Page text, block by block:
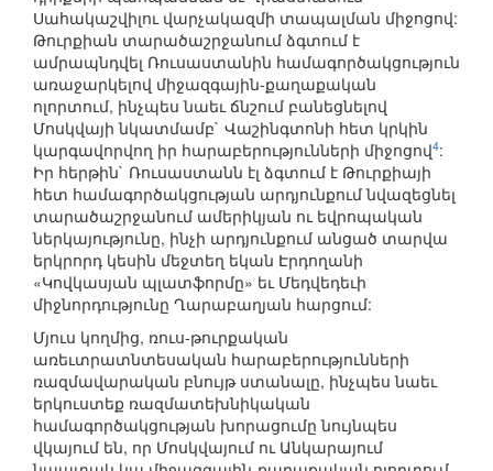
Սահակաշվիլու վարչակազմի տապալման միջոցով:
Թուրքիան տարածաշրջանում ձգտում է
ամրապնդվել Ռուսաստանին համագործակցություն
առաջարկելով միջազգային-քաղաքական
ոլորտում, ինչպես նաեւ ճնշում բանեցնելով
Մոսկվայի նկատմամբ` Վաշինգտոնի հետ կրկին
կարգավորվող իր հարաբերությունների միջոցով4:
Իր հերթին` Ռուսաստանն էլ ձգտում է Թուրքիայի
հետ համագործակցության արդյունքում նվազեցնել
տարածաշրջանում ամերիկյան ու եվրոպական
ներկայությունը, ինչի արդյունքում անցած տարվա
երկրորդ կեսին մեջտեղ եկան Էրդողանի
«Կովկասյան պլատֆորմը» եւ Մեդվեդեւի
միջնորդությունը Ղարաբաղյան հարցում:
Մյուս կողմից, ռուս-թուրքական
առեւտրատնտեսական հարաբերությունների
ռազմավարական բնույթ ստանալը, ինչպես նաեւ
երկուստեք ռազմատեխնիկական
համագործակցության խորացումը նույնպես
վկայում են, որ Մոսկվայում ու Անկարայում